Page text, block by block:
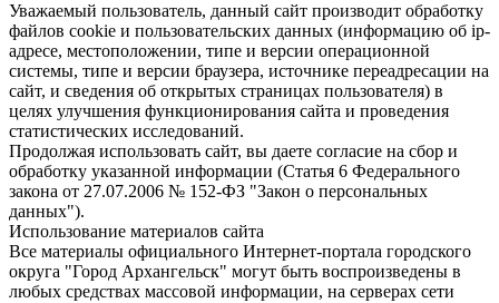
Уважаемый пользователь, данный сайт производит обработку
файлов cookie и пользовательских данных (информацию об ip-
адресе, местоположении, типе и версии операционной
системы, типе и версии браузера, источнике переадресации на
сайт, и сведения об открытых страницах пользователя) в
целях улучшения функционирования сайта и проведения
статистических исследований.
Продолжая использовать сайт, вы даете согласие на сбор и
обработку указанной информации (Статья 6 Федерального
закона от 27.07.2006 № 152-ФЗ "Закон о персональных
данных").
Использование материалов сайта
Все материалы официального Интернет-портала городского
округа "Город Архангельск" могут быть воспроизведены в
любых средствах массовой информации, на серверах сети